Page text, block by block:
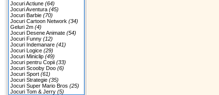
Jocuri Actiune (64)
Jocuri Aventura (45)
Jocuri Barbie (70)
Jocuri Cartoon Network (34)
Geluri 2m (4)
Jocuri Desene Animate (54)
Jocuri Funny (12)
Jocuri Indemanare (41)
Jocuri Logice (29)
Jocuri Miniclip (49)
Jocuri pentru Copii (33)
Jocuri Scooby Doo (6)
Jocuri Sport (61)
Jocuri Strategie (35)
Jocuri Super Mario Bros (25)
Jocuri Tom & Jerry (5)